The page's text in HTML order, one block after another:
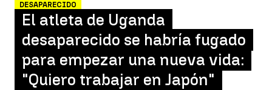
DESAPARECIDO
El atleta de Uganda
desaparecido se habría fugado
para empezar una nueva vida:
"Quiero trabajar en Japón"